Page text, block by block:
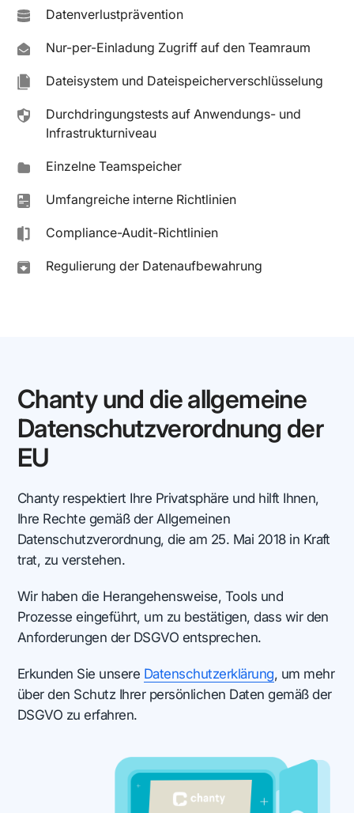
Datenverlustprävention
Nur-per-Einladung Zugriff auf den Teamraum
Dateisystem und Dateispeicherverschlüsselung
Durchdringungstests auf Anwendungs- und
Infrastrukturniveau
Einzelne Teamspeicher
Umfangreiche interne Richtlinien
Compliance-Audit-Richtlinien
Regulierung der Datenaufbewahrung
Chanty und die allgemeine
Datenschutzverordnung der
EU
Chanty respektiert Ihre Privatsphäre und hilft Ihnen,
Ihre Rechte gemäß der Allgemeinen
Datenschutzverordnung, die am 25. Mai 2018 in Kraft
trat, zu verstehen.
Wir haben die Herangehensweise, Tools und
Prozesse eingeführt, um zu bestätigen, dass wir den
Anforderungen der DSGVO entsprechen.
Erkunden Sie unsere Datenschutzerklärung, um mehr
über den Schutz Ihrer persönlichen Daten gemäß der
DSGVO zu erfahren.